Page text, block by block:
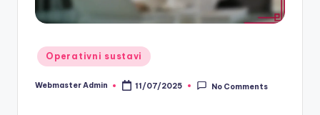
Posted
in
Operativni sustavi
Posted
Webmaster Admin 11/07/2025 No Comments